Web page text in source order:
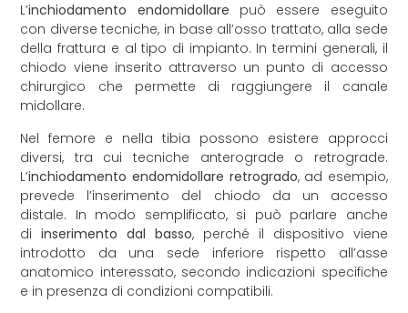
L’inchiodamento endomidollare può essere eseguito
con diverse tecniche, in base all’osso trattato, alla sede
della frattura e al tipo di impianto. In termini generali, il
chiodo viene inserito attraverso un punto di accesso
chirurgico che permette di raggiungere il canale
midollare.
Nel femore e nella tibia possono esistere approcci
diversi, tra cui tecniche anterograde o retrograde.
L’inchiodamento endomidollare retrogrado, ad esempio,
prevede l’inserimento del chiodo da un accesso
distale. In modo semplificato, si può parlare anche
diinserimento dal basso, perché il dispositivo viene
introdotto da una sede inferiore rispetto all’asse
anatomico interessato, secondo indicazioni specifiche
e in presenza di condizioni compatibili.